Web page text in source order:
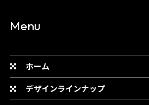
Menu
ホーム
デザインラインナップ